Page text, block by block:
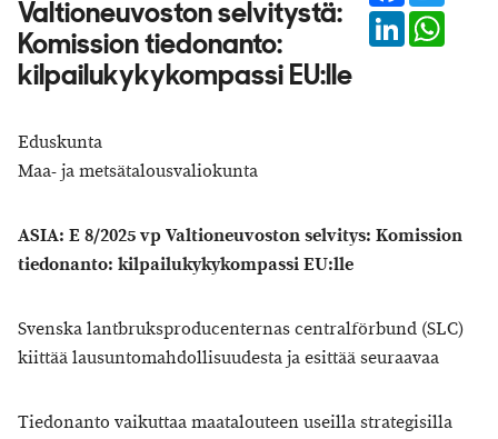
Valtioneuvoston selvitystä:
Komission tiedonanto:
kilpailukykykompassi EU:lle
LinkedIn
Eduskunta
Maa- ja metsätalousvaliokunta
ASIA: E 8/2025 vp Valtioneuvoston selvitys: Komission
tiedonanto: kilpailukykykompassi EU:lle
Svenska lantbruksproducenternas centralförbund (SLC)
kiittää lausuntomahdollisuudesta ja esittää seuraavaa
Tiedonanto vaikuttaa maatalouteen useilla strategisilla